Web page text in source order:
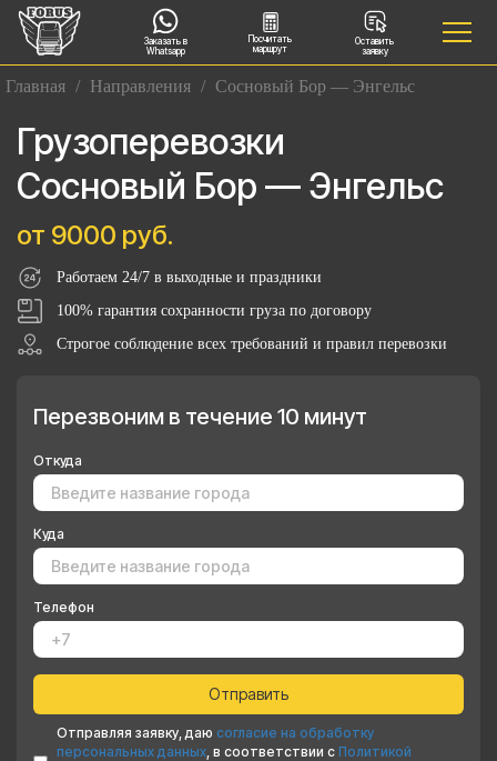
Заказать в
Whatsapp
Посчитать
маршрут
Оставить
заявку
Главная / Направления / Сосновый Бор — Энгельс
Грузоперевозки
Сосновый Бор — Энгельс
от 9000 руб.
Работаем 24/7 в выходные и праздники
100% гарантия сохранности груза по договору
Строгое соблюдение всех требований и правил перевозки
Перезвоним в течение 10 минут
Откуда
Куда
Телефон
Отправляя заявку, даю согласие на обработку
персональных данных, в соответствии с Политикой